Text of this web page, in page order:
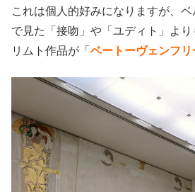
これは個人的好みになりますが、
で見た「接吻」や「ユディト」よ
リムト作品が「 ベートーヴェンフリ